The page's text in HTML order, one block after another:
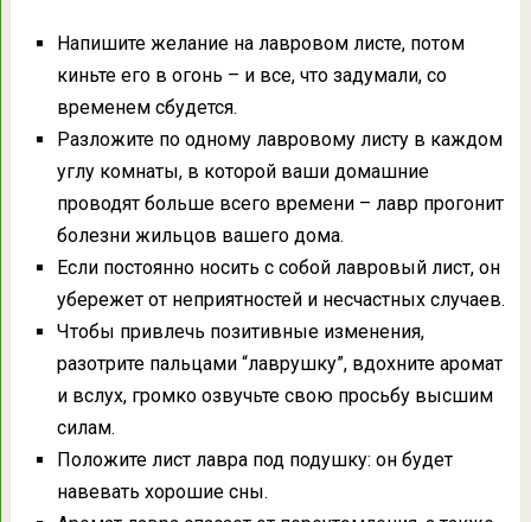
Напишите желание на лавровом листе, потом
киньте его в огонь – и все, что задумали, со
временем сбудется.
Разложите по одному лавровому листу в каждом
углу комнаты, в которой ваши домашние
проводят больше всего времени – лавр прогонит
болезни жильцов вашего дома.
Если постоянно носить с собой лавровый лист, он
убережет от неприятностей и несчастных случаев.
Чтобы привлечь позитивные изменения,
разотрите пальцами “лаврушку”, вдохните аромат
и вслух, громко озвучьте свою просьбу высшим
силам.
Положите лист лавра под подушку: он будет
навевать хорошие сны.